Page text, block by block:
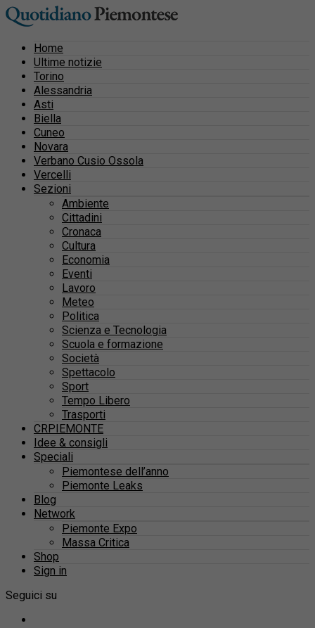
Home
Ultime notizie
Torino
Alessandria
Asti
Biella
Cuneo
Novara
Verbano Cusio Ossola
Vercelli
Sezioni
Ambiente
Cittadini
Cronaca
Cultura
Economia
Eventi
Lavoro
Meteo
Politica
Scienza e Tecnologia
Scuola e formazione
Società
Spettacolo
Sport
Tempo Libero
Trasporti
CRPIEMONTE
Idee & consigli
Speciali
Piemontese dell’anno
Piemonte Leaks
Blog
Network
Piemonte Expo
Massa Critica
Shop
Sign in
Seguici su